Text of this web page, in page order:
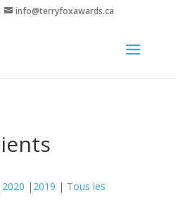
info@terryfoxawards.ca
2020 | 2019 | Tous les